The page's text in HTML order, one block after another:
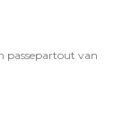
passepartout van